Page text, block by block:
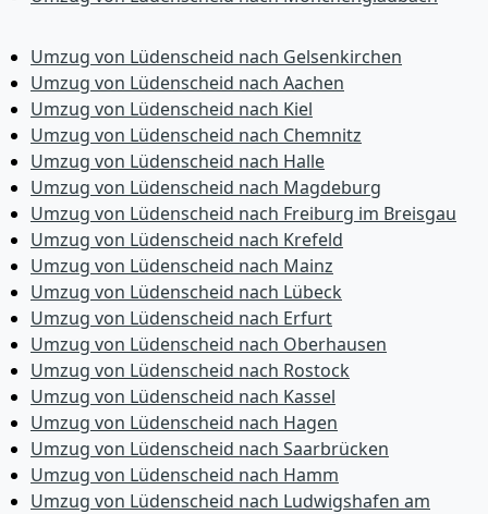
Umzug von Lüdenscheid nach Gelsenkirchen
Umzug von Lüdenscheid nach Aachen
Umzug von Lüdenscheid nach Kiel
Umzug von Lüdenscheid nach Chemnitz
Umzug von Lüdenscheid nach Halle
Umzug von Lüdenscheid nach Magdeburg
Umzug von Lüdenscheid nach Freiburg im Breisgau
Umzug von Lüdenscheid nach Krefeld
Umzug von Lüdenscheid nach Mainz
Umzug von Lüdenscheid nach Lübeck
Umzug von Lüdenscheid nach Erfurt
Umzug von Lüdenscheid nach Oberhausen
Umzug von Lüdenscheid nach Rostock
Umzug von Lüdenscheid nach Kassel
Umzug von Lüdenscheid nach Hagen
Umzug von Lüdenscheid nach Saarbrücken
Umzug von Lüdenscheid nach Hamm
Umzug von Lüdenscheid nach Ludwigshafen am